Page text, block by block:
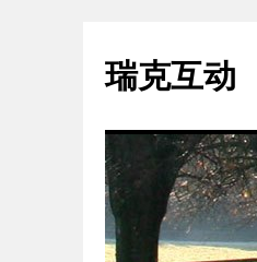
瑞克互动